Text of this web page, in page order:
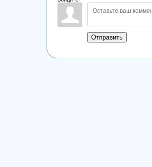
Отправить